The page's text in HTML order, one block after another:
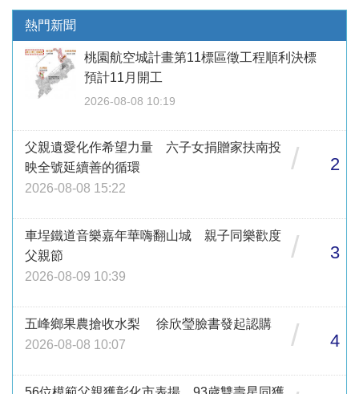
熱門新聞
桃園航空城計畫第11標區徵工程順利決標
預計11月開工
2026-08-08 10:19
父親遺愛化作希望力量 六子女捐贈家扶南投
映全號延續善的循環
2026-08-08 15:22
/ 2
車埕鐵道音樂嘉年華嗨翻山城 親子同樂歡度
父親節
2026-08-09 10:39
/ 3
五峰鄉果農搶收水梨 徐欣瑩臉書發起認購
2026-08-08 10:07
/ 4